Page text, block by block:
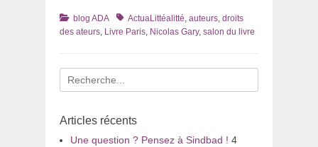
Catégories
blog ADA TagsActuaLittéalitté, auteurs, droits
des ateurs, Livre Paris, Nicolas Gary, salon du livre
Recherche
pour
Articles récents
Une question ? Pensez à Sindbad ! 4